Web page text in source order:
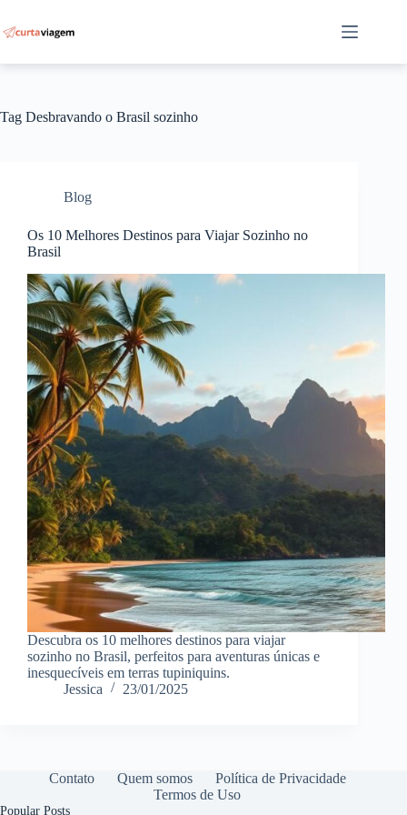
para
o
Tag Desbravando o Brasil sozinho
Blog
Os 10 Melhores Destinos para Viajar Sozinho no
Brasil
Descubra os 10 melhores destinos para viajar
sozinho no Brasil, perfeitos para aventuras únicas e
inesquecíveis em terras tupiniquins.
Jessica
23/01/2025
Contato Quem somos
Política de Privacidade
Termos de Uso
Popular Posts